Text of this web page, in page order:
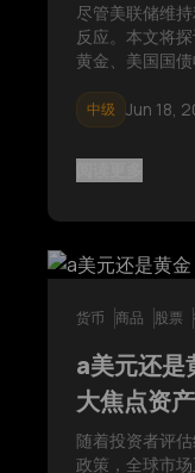
尽管美联储维
反应。本文将
黄金、美国国
本身。
中级 Jun 18,
货币 商品 股票
a美元还
大焦点资产
随着投资者评
政策，全球市